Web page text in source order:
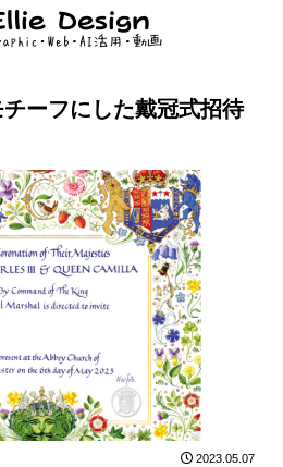
ーフにした戴冠式招待
2023.05.07